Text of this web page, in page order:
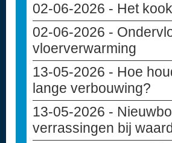
02-06-2026 - Het
02-06-2026 -
vloerverwarming
13-05-2026 - Hoe
lange verbouwing?
13-05-2026 -
verrassingen bij